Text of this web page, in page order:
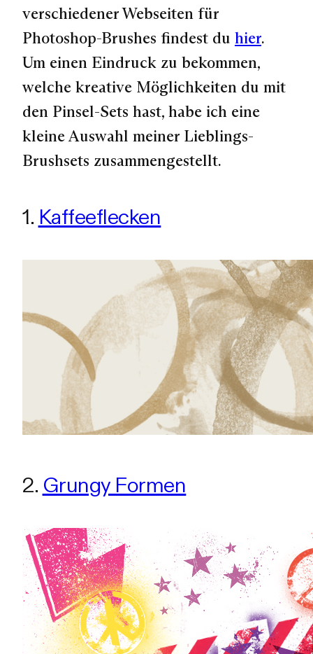
verschiedener Webseiten für
Photoshop-Brushes findest du hier.
Um einen Eindruck zu bekommen,
welche kreative Möglichkeiten du mit
den Pinsel-Sets hast, habe ich eine
kleine Auswahl meiner Lieblings-
Brushsets zusammengestellt.
1. Kaffeeflecken
2. Grungy Formen